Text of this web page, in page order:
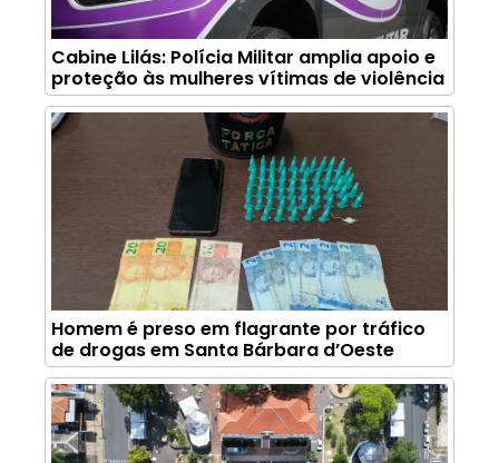
Cabine Lilás: Polícia Militar amplia apoio e
proteção às mulheres vítimas de violência
Homem é preso em flagrante por tráfico
de drogas em Santa Bárbara d’Oeste